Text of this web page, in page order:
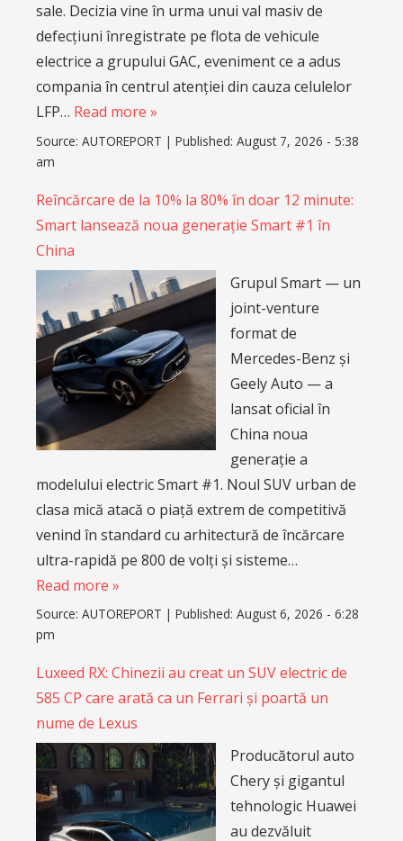
sale. Decizia vine în urma unui val masiv de
defecțiuni înregistrate pe flota de vehicule
electrice a grupului GAC, eveniment ce a adus
compania în centrul atenției din cauza celulelor
LFP… Read more »
Source: AUTOREPORT | Published: August 7, 2026 - 5:38
am
Reîncărcare de la 10% la 80% în doar 12 minute:
Smart lansează noua generație Smart #1 în
China
Grupul Smart — un
joint-venture
format de
Mercedes-Benz și
Geely Auto — a
lansat oficial în
China noua
generație a
modelului electric Smart #1. Noul SUV urban de
clasa mică atacă o piață extrem de competitivă
venind în standard cu arhitectură de încărcare
ultra-rapidă pe 800 de volți și sisteme…
Read more »
Source: AUTOREPORT | Published: August 6, 2026 - 6:28
pm
Luxeed RX: Chinezii au creat un SUV electric de
585 CP care arată ca un Ferrari și poartă un
nume de Lexus
Producătorul auto
Chery și gigantul
tehnologic Huawei
au dezvăluit